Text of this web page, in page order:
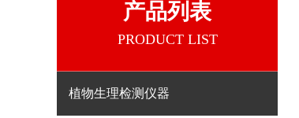
产品列表
PRODUCT LIST
植物生理检测仪器